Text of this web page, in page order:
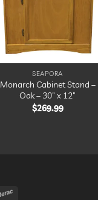
SEAPORA
Monarch Cabinet Stand –
Oak – 30″ x 12″
$269.99